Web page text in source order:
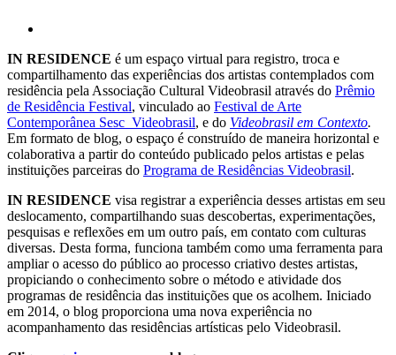
IN RESIDENCE é um espaço virtual para registro, troca e
compartilhamento das experiências dos artistas contemplados com
residência pela Associação Cultural Videobrasil através do Prêmio
de Residência Festival, vinculado ao Festival de Arte
Contemporânea Sesc_Videobrasil, e do Videobrasil em Contexto.
Em formato de blog, o espaço é construído de maneira horizontal e
colaborativa a partir do conteúdo publicado pelos artistas e pelas
instituições parceiras do Programa de Residências Videobrasil.
IN RESIDENCE visa registrar a experiência desses artistas em seu
deslocamento, compartilhando suas descobertas, experimentações,
pesquisas e reflexões em um outro país, em contato com culturas
diversas. Desta forma, funciona também como uma ferramenta para
ampliar o acesso do público ao processo criativo destes artistas,
propiciando o conhecimento sobre o método e atividade dos
programas de residência das instituições que os acolhem. Iniciado
em 2014, o blog proporciona uma nova experiência no
acompanhamento das residências artísticas pelo Videobrasil.